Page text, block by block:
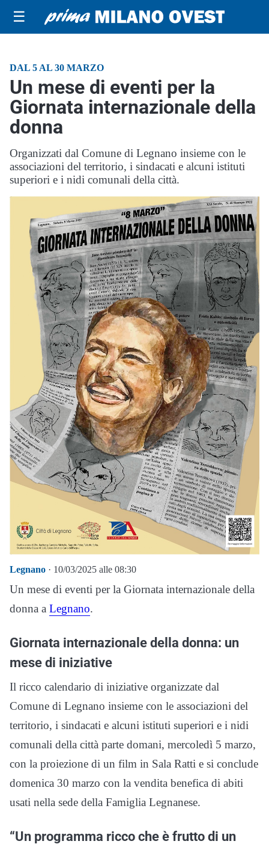
☰
DAL 5 AL 30 MARZO
Un mese di eventi per la
Giornata internazionale della
donna
Organizzati dal Comune di Legnano insieme con le
associazioni del territorio, i sindacati e alcuni istituti
superiori e i nidi comunali della città.
Legnano · 10/03/2025 alle 08:30
Un mese di eventi per la Giornata internazionale della
donna a Legnano.
Giornata internazionale della donna: un
mese di iniziative
Il ricco calendario di iniziative organizzate dal
Comune di Legnano insieme con le associazioni del
territorio, i sindacati e alcuni istituti superiori e i nidi
comunali della città parte domani, mercoledì 5 marzo,
con la proiezione di un film in Sala Ratti e si conclude
domenica 30 marzo con la vendita benefica di abiti
usati nella sede della Famiglia Legnanese.
“Un programma ricco che è frutto di un